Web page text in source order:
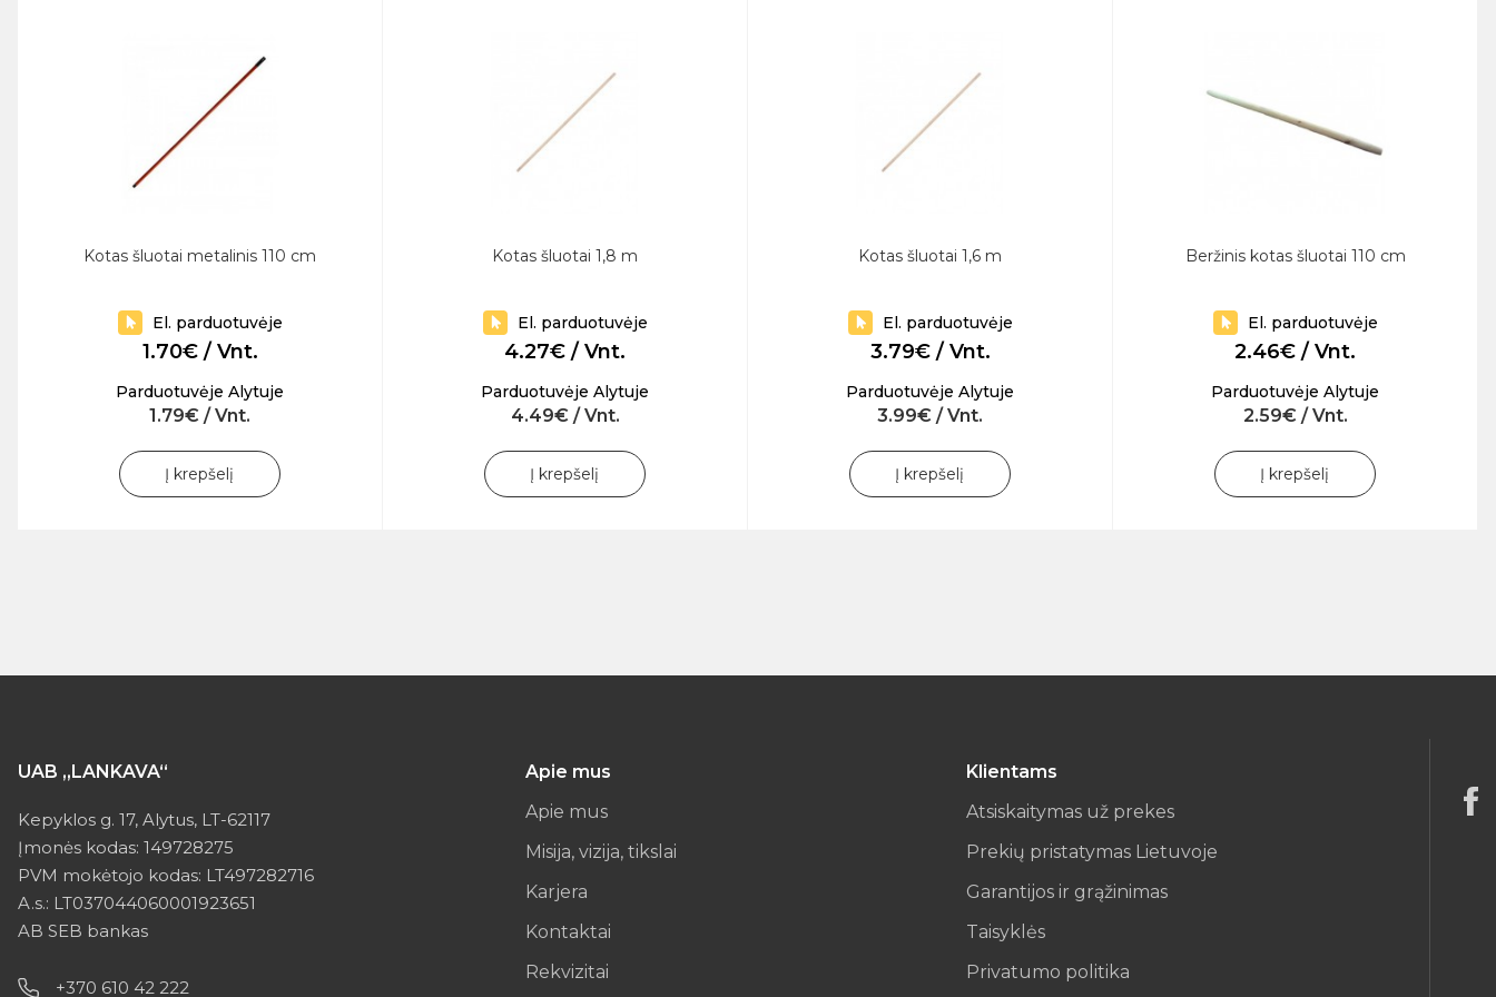
Kotas šluotai metalinis 110 cm
El. parduotuvėje
1.70€ / Vnt.
Parduotuvėje Alytuje
1.79€ / Vnt.
Į krepšelį
Kotas šluotai 1,8 m
El. parduotuvėje
4.27€ / Vnt.
Parduotuvėje Alytuje
4.49€ / Vnt.
Į krepšelį
Kotas šluotai 1,6 m
El. parduotuvėje
3.79€ / Vnt.
Parduotuvėje Alytuje
3.99€ / Vnt.
Į krepšelį
Beržinis kotas šluotai 110 cm
El. parduotuvėje
2.46€ / Vnt.
Parduotuvėje Alytuje
2.59€ / Vnt.
Į krepšelį
UAB „LANKAVA“
Kepyklos g. 17, Alytus, LT-62117
Įmonės kodas: 149728275
PVM mokėtojo kodas: LT497282716
A.s.: LT037044060001923651
AB SEB bankas
+370 610 42 222
Apie mus
Apie mus
Misija, vizija, tikslai
Karjera
Kontaktai
Rekvizitai
Klientams
Atsiskaitymas už prekes
Prekių pristatymas Lietuvoje
Garantijos ir grąžinimas
Taisyklės
Privatumo politika